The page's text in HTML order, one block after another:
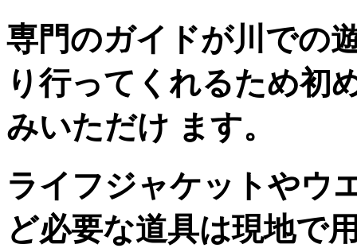
専門のガイドが川での
り行ってくれるため初
みいただけ ます。
ライフジャケットやウ
ど必要な道具は現地で